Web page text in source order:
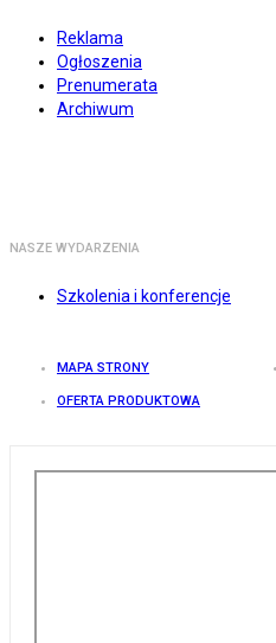
Reklama
Ogłoszenia
Prenumerata
Archiwum
NASZE WYDARZENIA
Szkolenia i konferencje
MAPA STRONY
OFERTA PRODUKTOWA